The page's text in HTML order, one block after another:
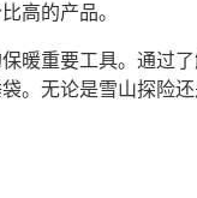
高的产品。
暖重要工具。通过
。无论是雪山探险